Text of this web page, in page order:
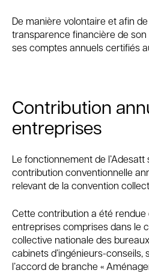
De manière volontaire et afin
transparence financière de son
ses comptes annuels certifiés
Contribution
entreprises
Le fonctionnement de l’Adesatt
contribution conventionnelle
relevant de la convention
Cette contribution a été
entreprises comprises dans le
collective nationale des
cabinets d’ingénieurs-conseils,
l’accord de branche «